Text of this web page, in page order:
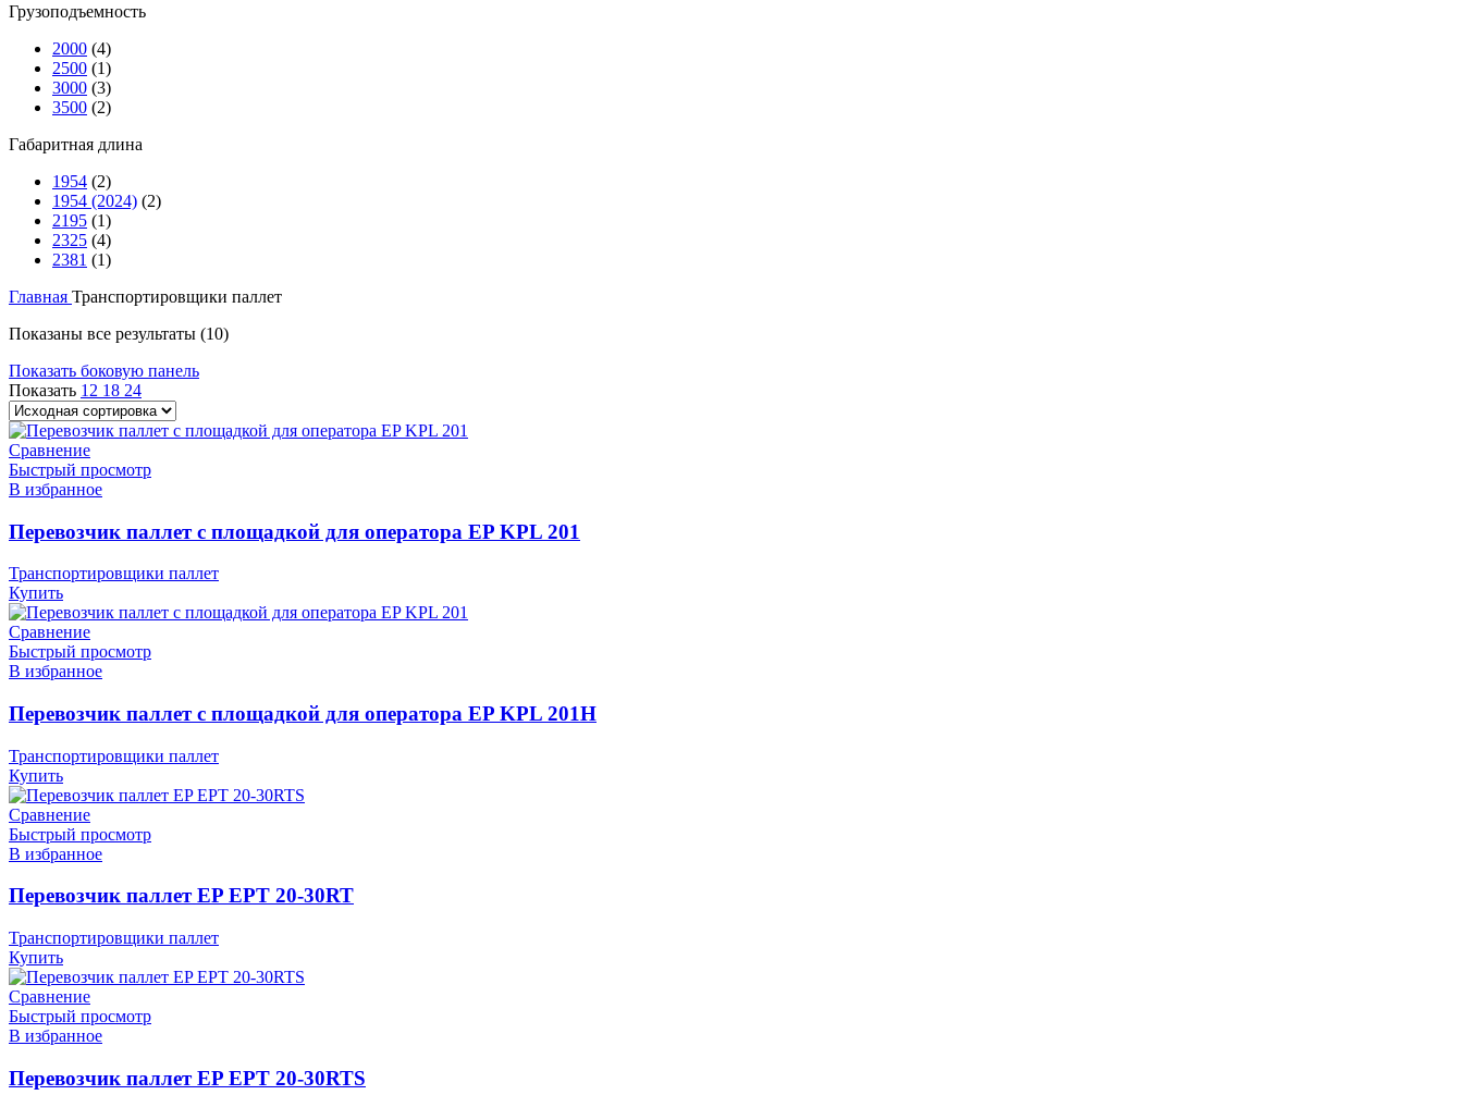
Грузоподъемность
2000 (4)
2500 (1)
3000 (3)
3500 (2)
Габаритная длина
1954 (2)
1954 (2024) (2)
2195 (1)
2325 (4)
2381 (1)
Главная Транспортировщики паллет
Показаны все результаты (10)
Показать боковую панель
Показать 12 18 24
Сравнение
Быстрый просмотр
В избранное
Перевозчик паллет c площадкой для оператора EP KPL 201
Транспортировщики паллет
Купить
Сравнение
Быстрый просмотр
В избранное
Перевозчик паллет c площадкой для оператора EP KPL 201H
Транспортировщики паллет
Купить
Сравнение
Быстрый просмотр
В избранное
Перевозчик паллет EP EPT 20-30RT
Транспортировщики паллет
Купить
Сравнение
Быстрый просмотр
В избранное
Перевозчик паллет EP EPT 20-30RTS